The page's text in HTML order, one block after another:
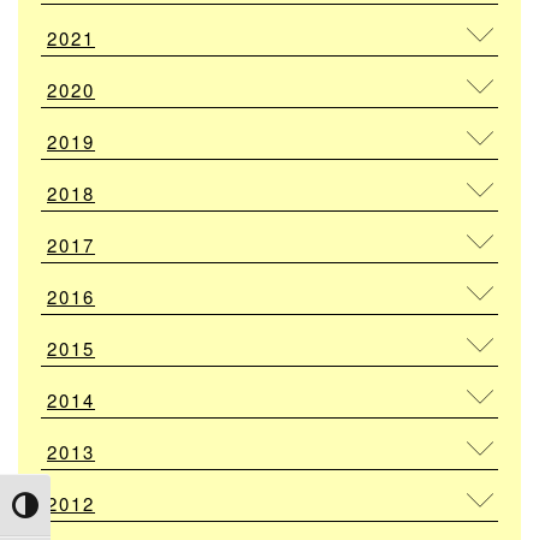
Attiva/disattiva alto contrasto
2021
2020
2019
2018
2017
2016
2015
2014
2013
2012